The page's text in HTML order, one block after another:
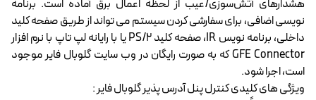
هشدارهای آتش‌سوزی/عیب از لحظه اعمال برق آماده است. برنامه
نویسی اضافی، برای سفارشی کردن سیستم می تواند از طریق صفحه کلید
داخلی، برنامه نویس IR، صفحه کلید PS/2 یا با رایانه لپ تاپ با نرم افزار
GFE Connector که به صورت رایگان در وب سایت گلوبال فایر موجود
است، اجرا شود.
ویژگی های کلیدی کنترل پنل آدرس پذیر گلوبال فایر :